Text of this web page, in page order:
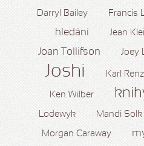
Darryl Bailey Francis
hledání Jean
Joan Tollifson Joey
Joshi Karl Renz
Ken Wilber
Lodewyk Mandi Solk
Morgan Caraway